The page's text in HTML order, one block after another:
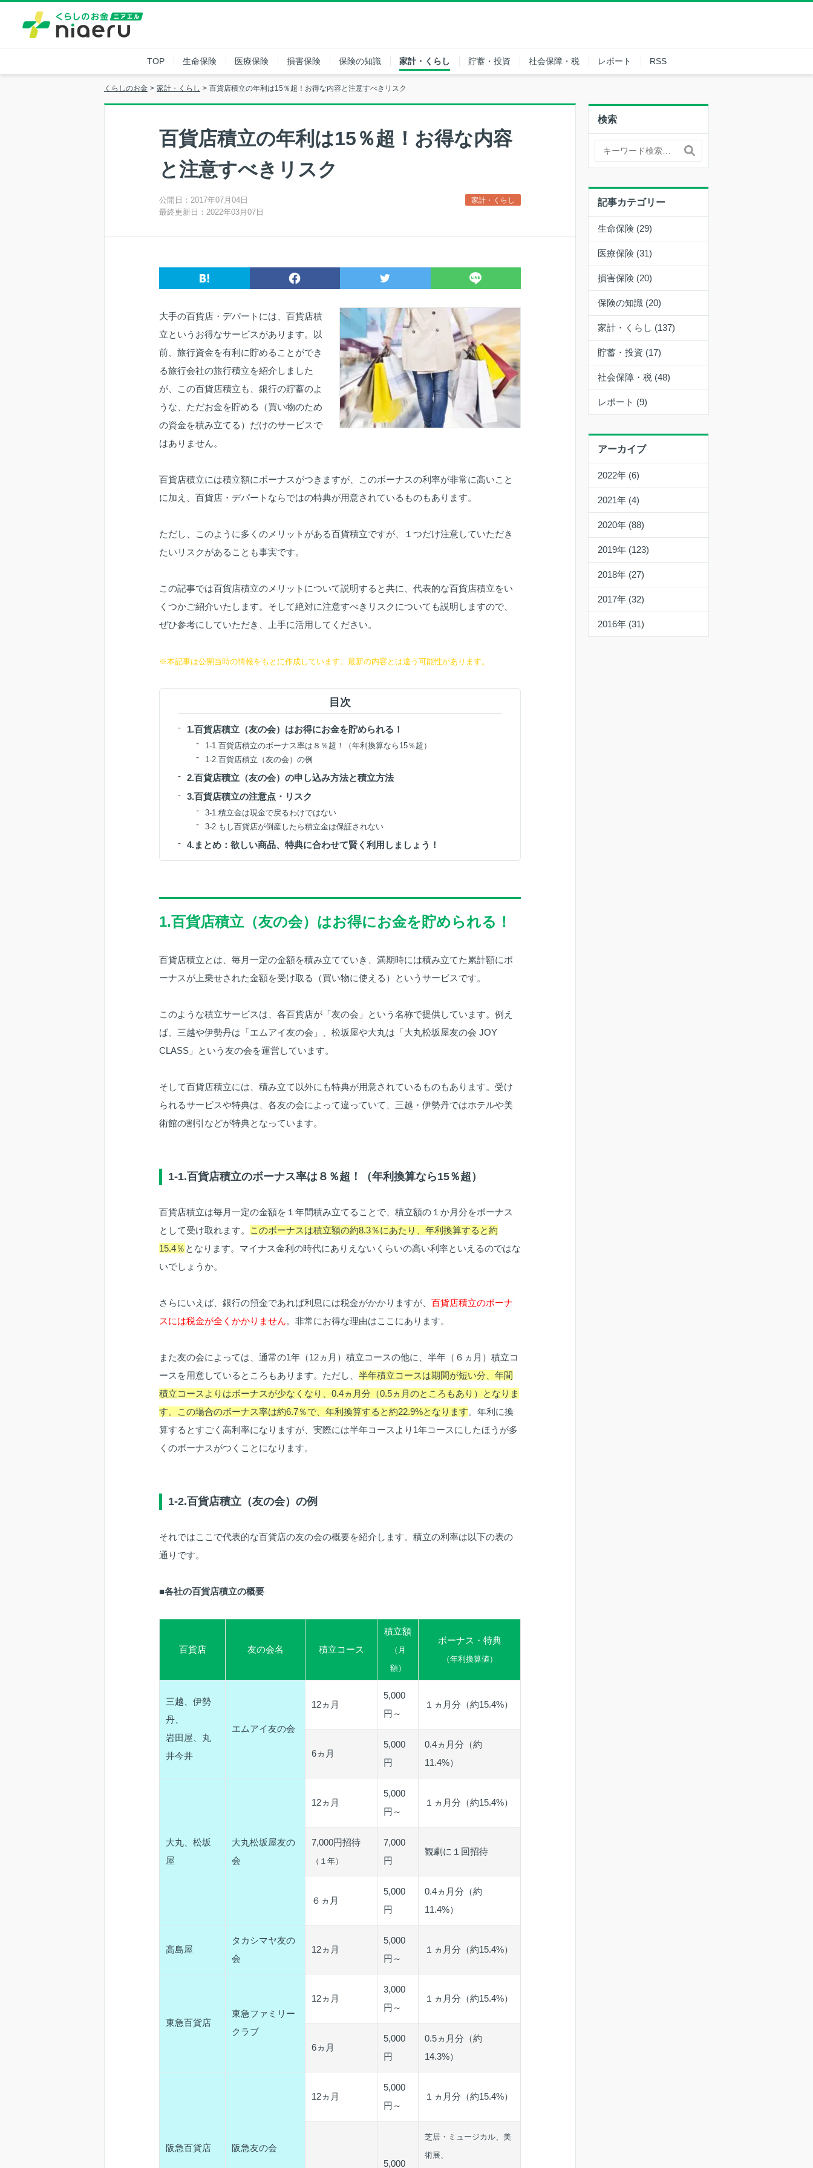
TOP 生命保険 医療保険 損害保険 保険の知識 家計・くらし 貯蓄・投資 社会保障・税 レポート RSS
くらしのお金 家計・くらし 百貨店積立の年利は15％超！お得な内容と注意すべきリスク
百貨店積立の年利は15％超！お得な内容
と注意すべきリスク
公開日：2017年07月04日
最終更新日：2022年03月07日
家計・くらし
大手の百貨店・デパートには、百貨店積
立というお得なサービスがあります。以
前、旅行資金を有利に貯めることができ
る旅行会社の旅行積立を紹介しました
が、この百貨店積立も、銀行の貯蓄のよ
うな、ただお金を貯める（買い物のため
の資金を積み立てる）だけのサービスで
はありません。
百貨店積立には積立額にボーナスがつきますが、このボーナスの利率が非常に高いこと
に加え、百貨店・デパートならではの特典が用意されているものもあります。
ただし、このように多くのメリットがある百貨積立ですが、１つだけ注意していただき
たいリスクがあることも事実です。
この記事では百貨店積立のメリットについて説明すると共に、代表的な百貨店積立をい
くつかご紹介いたします。そして絶対に注意すべきリスクについても説明しますので、
ぜひ参考にしていただき、上手に活用してください。
※本記事は公開当時の情報をもとに作成しています。最新の内容とは違う可能性があります。
目次
1.百貨店積立（友の会）はお得にお金を貯められる！
1-1.百貨店積立のボーナス率は８％超！（年利換算なら15％超）
1-2.百貨店積立（友の会）の例
2.百貨店積立（友の会）の申し込み方法と積立方法
3.百貨店積立の注意点・リスク
3-1.積立金は現金で戻るわけではない
3-2.もし百貨店が倒産したら積立金は保証されない
4.まとめ：欲しい商品、特典に合わせて賢く利用しましょう！
1.百貨店積立（友の会）はお得にお金を貯められる！
百貨店積立とは、毎月一定の金額を積み立てていき、満期時には積み立てた累計額にボ
ーナスが上乗せされた金額を受け取る（買い物に使える）というサービスです。
このような積立サービスは、各百貨店が「友の会」という名称で提供しています。例え
ば、三越や伊勢丹は「エムアイ友の会」、松坂屋や大丸は「大丸松坂屋友の会 JOY
CLASS」という友の会を運営しています。
そして百貨店積立には、積み立て以外にも特典が用意されているものもあります。受け
られるサービスや特典は、各友の会によって違っていて、三越・伊勢丹ではホテルや美
術館の割引などが特典となっています。
1-1.百貨店積立のボーナス率は８％超！（年利換算なら15％超）
百貨店積立は毎月一定の金額を１年間積み立てることで、積立額の１か月分をボーナス
として受け取れます。
このボーナスは積立額の約8.3％にあたり、年利換算すると約
15.4％ となります。マイナス金利の時代にありえないくらいの高い利率といえるのではな
いでしょうか。
さらにいえば、銀行の預金であれば利息には税金がかかりますが、 百貨店積立のボーナ
スには税金が全くかかりません。非常にお得な理由はここにあります。
また友の会によっては、通常の1年（12ヵ月）積立コースの他に、半年（６ヵ月）積立コ
ースを用意しているところもあります。ただし、 半年積立コースは期間が短い分、年間
積立コースよりはボーナスが少なくなり、0.4ヵ月分（0.5ヵ月のところもあり）となりま
す。この場合のボーナス率は約6.7％で、年利換算すると約22.9%となります。年利に換
算するとすごく高利率になりますが、実際には半年コースより1年コースにしたほうが多
くのボーナスがつくことになります。
1-2.百貨店積立（友の会）の例
それではここで代表的な百貨店の友の会の概要を紹介します。積立の利率は以下の表の
通りです。
■各社の百貨店積立の概要
百貨店 友の会名 積立コース
積立額
（月
額）
ボーナス・特典
（年利換算値）
三越、伊勢
丹、
岩田屋、丸
井今井
エムアイ友の会
12ヵ月
5,000
円～
１ヵ月分（約15.4%）
6ヵ月
5,000
円
0.4ヵ月分（約
11.4%）
大丸、松坂
屋
大丸松坂屋友の
会
12ヵ月
5,000
円～
１ヵ月分（約15.4%）
7,000円招待
（１年）
7,000
円
観劇に１回招待
６ヵ月
5,000
円
0.4ヵ月分（約
11.4%）
高島屋
タカシマヤ友の
会
12ヵ月
5,000
円～
１ヵ月分（約15.4%）
東急百貨店
東急ファミリー
クラブ
12ヵ月
3,000
円～
１ヵ月分（約15.4%）
6ヵ月
5,000
円
0.5ヵ月分（約
14.3%）
阪急百貨店 阪急友の会
12ヵ月
5,000
円～
１ヵ月分（約15.4%）
5,000
芝居・ミュージカル、美
術展、
検索
記事カテゴリー
生命保険 (29)
医療保険 (31)
損害保険 (20)
保険の知識 (20)
家計・くらし (137)
貯蓄・投資 (17)
社会保障・税 (48)
レポート (9)
アーカイブ
2022年 (6)
2021年 (4)
2020年 (88)
2019年 (123)
2018年 (27)
2017年 (32)
2016年 (31)